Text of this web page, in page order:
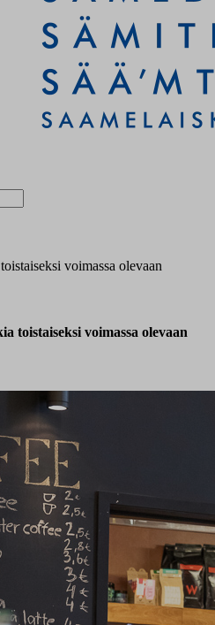
voimassa olevaan
toistaiseksi voimassa olevaan